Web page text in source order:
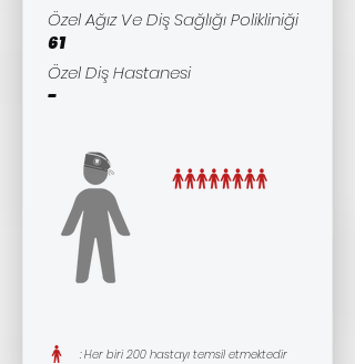
Özel Ağız Ve Diş Sağlığı Polikliniği
61
Özel Diş Hastanesi
-
: Her biri 200 hastayı temsil etmektedir